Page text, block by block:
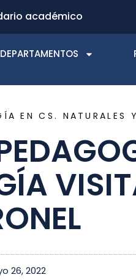
académico
DEPARTAMENTOS
EN CS. NATURALES
26, 2022